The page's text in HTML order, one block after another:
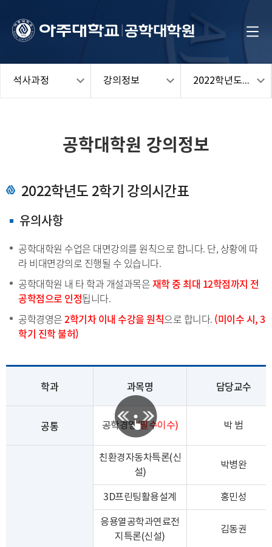
석사과정 강의정보 2022학년도 2학기
공학대학원 강의정보
2022학년도 2학기 강의시간표
유의사항
공학대학원 수업은 대면강의를 원칙으로 합니다. 단, 상황에 따
라 비대면강의로 진행될 수 있습니다.
공학대학원 내 타 학과 개설과목은재학 중 최대 12학점까지 전
공학점으로 인정됩니다.
공학경영은2학기차 이내 수강을 원칙으로 합니다. (미이수 시, 3
학기 진학 불허)
학과 과목명 담당교수
공통 공학경영(필수이수) 박 범
친환경자동차특론(신
설)
박병완
3D프린팅활용설계 홍민성
응용열공학과연료전
지특론(신설)
김동권